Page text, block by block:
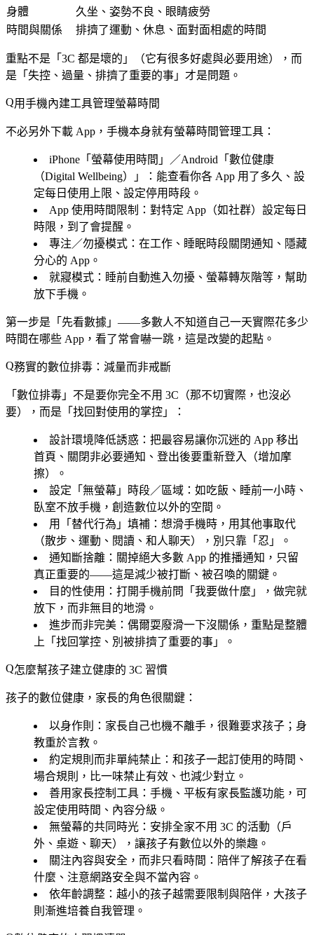
身體
久坐、姿勢不良、眼睛疲勞
時間與關係
排擠了運動、休息、面對面相處的時間
重點不是「3C 都是壞的」（它有很多好處與必要用途），而
是「失控、過量、排擠了重要的事」才是問題。
用手機內建工具管理螢幕時間
不必另外下載 App，手機本身就有螢幕時間管理工具：
iPhone「螢幕使用時間」／Android「數位健康
（Digital Wellbeing）」
：能查看你各 App 用了多久、設
定每日使用上限、設定停用時段。
App 使用時間限制 ：對特定 App（如社群）設定每日
時限，到了會提醒。
專注／勿擾模式 ：在工作、睡眠時段關閉通知、隱藏
分心的 App。
就寢模式 ：睡前自動進入勿擾、螢幕轉灰階等，幫助
放下手機。
第一步是「 先看數據 」——多數人不知道自己一天實際花多少
時間在哪些 App，看了常會嚇一跳，這是改變的起點。
務實的數位排毒：減量而非戒斷
「數位排毒」不是要你完全不用 3C（那不切實際，也沒必
要），而是「找回對使用的掌控」：
設計環境降低誘惑 ：把最容易讓你沉迷的 App 移出
首頁、關閉非必要通知、登出後要重新登入（增加摩
擦）。
設定「無螢幕」時段／區域 ：如吃飯、睡前一小時、
臥室不放手機，創造數位以外的空間。
用「替代行為」填補 ：想滑手機時，用其他事取代
（散步、運動、閱讀、和人聊天），別只靠「忍」。
通知斷捨離 ：關掉絕大多數 App 的推播通知，只留
真正重要的——這是減少被打斷、被召喚的關鍵。
目的性使用 ：打開手機前問「我要做什麼」，做完就
放下，而非無目的地滑。
進步而非完美 ：偶爾耍廢滑一下沒關係，重點是整體
上「找回掌控、別被排擠了重要的事」。
怎麼幫孩子建立健康的 3C 習慣
孩子的數位健康，家長的角色很關鍵：
以身作則
：家長自己也機不離手，很難要求孩子；身
教重於言教。
約定規則而非單純禁止 ：和孩子一起訂使用的時間、
場合規則，比一味禁止有效、也減少對立。
善用家長控制工具 ：手機、平板有家長監護功能，可
設定使用時間、內容分級。
無螢幕的共同時光 ：安排全家不用 3C 的活動（戶
外、桌遊、聊天），讓孩子有數位以外的樂趣。
關注內容與安全 ，而非只看時間：陪伴了解孩子在看
什麼、注意網路安全與不當內容。
依年齡調整 ：越小的孩子越需要限制與陪伴，大孩子
則漸進培養自我管理。